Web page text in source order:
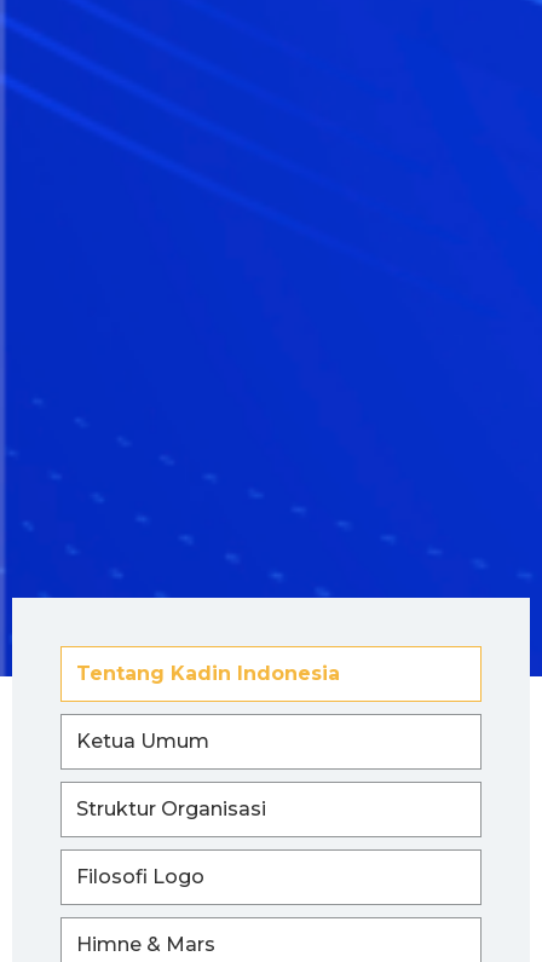
Tentang Kadin Indonesia
Ketua Umum
Struktur Organisasi
Filosofi Logo
Himne & Mars